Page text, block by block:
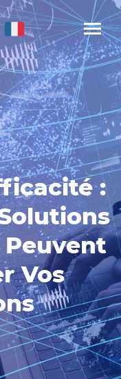
:
Vos